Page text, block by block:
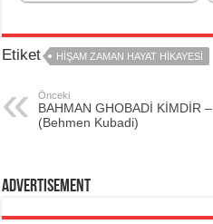
Etiket HİŞAM ZAMAN HAYAT HİKAYESİ
Önceki
BAHMAN GHOBADİ KİMDİR –
(Behmen Kubadi)
Advertisement